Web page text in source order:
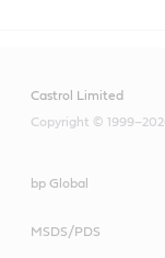
Castrol Limited
Copyright ©
bp Global
MSDS/PDS